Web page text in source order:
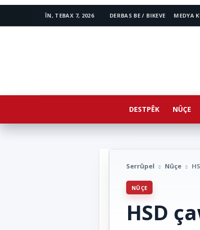
ÎN, TEBAX 7, 2026 DERBAS BE / BIKEVE MEDYA
DESTPÊK NÛÇE
Serrûpel Nûçe
NÛÇE
HSD